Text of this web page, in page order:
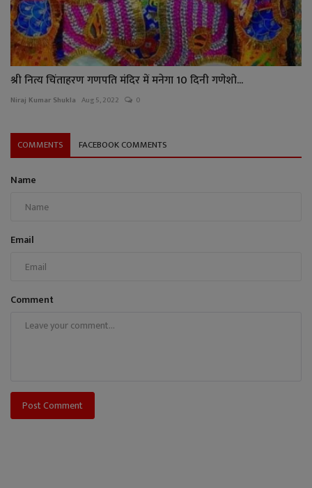
श्री नित्य चिंताहरण गणपति मंदिर में मनेगा 10 दिनी गणेशो...
Niraj Kumar Shukla Aug 5, 2022 0
COMMENTS FACEBOOK COMMENTS
Name
Email
Comment
Post Comment